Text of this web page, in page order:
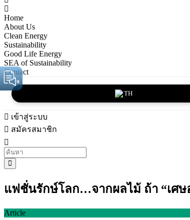
Home
About Us
Clean Energy
Sustainability
Good Life Energy
SEA of Sustainability
Contact
TH
เข้าสู่ระบบ
สมัครสมาชิก
แฟชั่นรักษ์โลก…จากผลไม้ ถ้า “เศษ
Article